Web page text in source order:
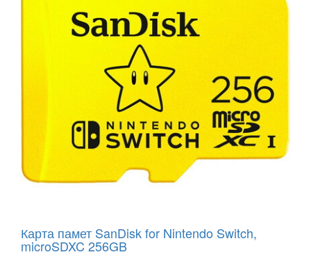
Карта памет SanDisk for Nintendo Switch,
microSDXC 256GB